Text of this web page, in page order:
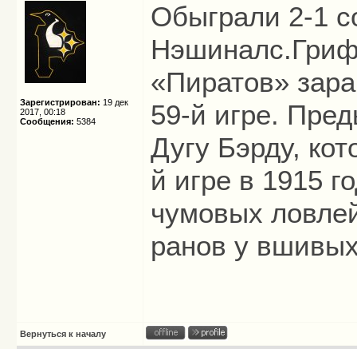
Зарегистрирован: 19 дек
2017, 00:18
Сообщения: 5384
Обыграли 2-1
«Пиратов»
59-й игре.
Дугу Бэрду,
й игре в 1915
чумовых
ранов у
Вернуться к началу